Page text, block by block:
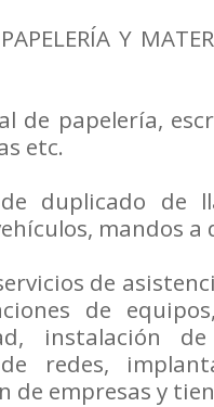
Y
de papelería,
etc.
duplicado de
mandos a
de
de
instalación de
redes,
de empresas y